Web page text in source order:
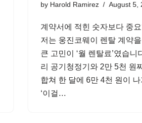
by Harold Ramirez August 5,
계약서에 적힌 숫자보다 중
저는 웅진코웨이 렌탈 계약
큰 고민이 ‘월 렌탈료’였습니
리 공기청정기와 2만 5천 원
합쳐 한 달에 6만 4천 원이
‘이걸…